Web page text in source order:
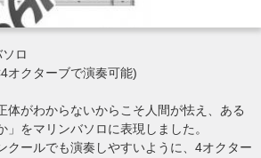
ロ
オクターブで演奏可能)
体がわからないからこそ人間が怯え、ある
」をマリンバソロに表現しました。
クールでも演奏しやすいように、4オクター